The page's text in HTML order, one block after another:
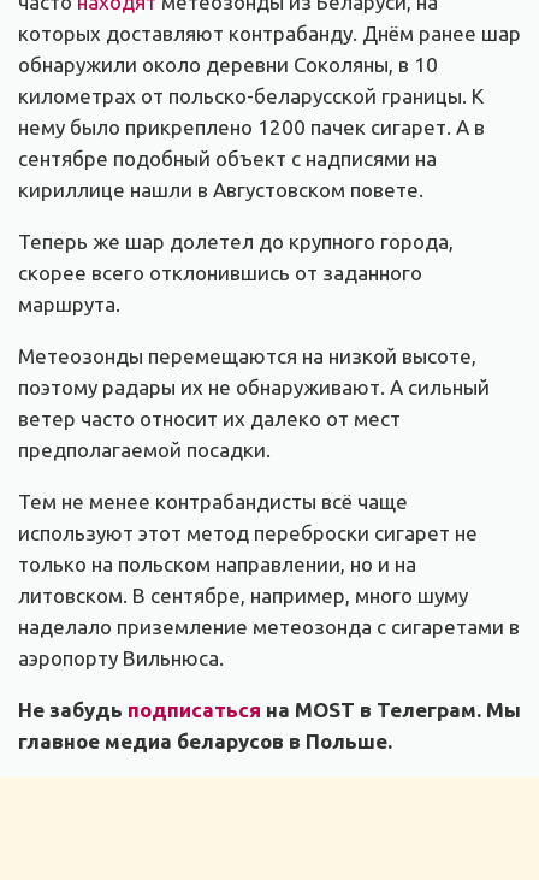
которых доставляют контрабанду. Днём ранее шар
обнаружили около деревни Соколяны, в 10
километрах от польско-беларусской границы. К
нему было прикреплено 1200 пачек сигарет. А в
сентябре подобный объект с надписями на
кириллице нашли в Августовском повете.
Теперь же шар долетел до крупного города,
скорее всего отклонившись от заданного
маршрута.
Метеозонды перемещаются на низкой высоте,
поэтому радары их не обнаруживают. А сильный
ветер часто относит их далеко от мест
предполагаемой посадки.
Тем не менее контрабандисты всё чаще
используют этот метод переброски сигарет не
только на польском направлении, но и на
литовском. В сентябре, например, много шуму
наделало приземление метеозонда с сигаретами в
аэропорту Вильнюса.
Не забудь подписаться на MOST в Телеграм. Мы
главное медиа беларусов в Польше.